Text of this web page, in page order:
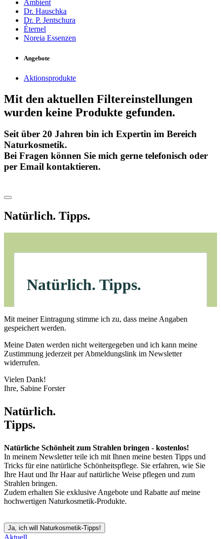
Ambient
Dr. Hauschka
Dr. P. Jentschura
Éternel
Noreia Essenzen
Angebote
Aktionsprodukte
Mit den aktuellen Filtereinstellungen
wurden keine Produkte gefunden.
Seit über 20 Jahren bin ich Expertin im Bereich
Naturkosmetik.
Bei Fragen können Sie mich gerne telefonisch oder
per Email kontaktieren.
Natürlich. Tipps.
Mit meiner Eintragung stimme ich zu, dass meine Angaben
gespeichert werden.
Meine Daten werden nicht weitergegeben und ich kann meine
Zustimmung jederzeit per Abmeldungslink im Newsletter
widerrufen.
Vielen Dank!
Ihre, Sabine Forster
Natürlich.
Tipps.
Natürliche Schönheit zum Strahlen bringen - kostenlos!
In meinem Newsletter teile ich mit Ihnen meine besten Tipps und
Tricks für eine natürliche Schönheitspflege. Sie erfahren, wie Sie
Ihre Haut und Ihr Haar auf natürliche Weise pflegen und zum
Strahlen bringen.
Zudem erhalten Sie exklusive Angebote und Rabatte auf meine
hochwertigen Naturkosmetik-Produkte.
Ja, ich will Naturkosmetik-Tipps!
Aktuell